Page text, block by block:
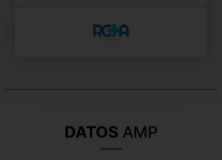
DATOS AMP